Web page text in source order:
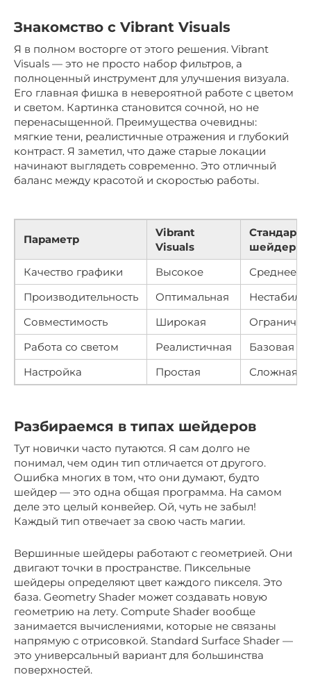
Знакомство с Vibrant Visuals
Я в полном восторге от этого решения. Vibrant
Visuals — это не просто набор фильтров, а
полноценный инструмент для улучшения визуала.
Его главная фишка в невероятной работе с цветом
и светом. Картинка становится сочной, но не
перенасыщенной. Преимущества очевидны:
мягкие тени, реалистичные отражения и глубокий
контраст. Я заметил, что даже старые локации
начинают выглядеть современно. Это отличный
баланс между красотой и скоростью работы.
Параметр
Vibrant
Visuals
шейдеры
Качество графики
Высокое
Среднее
Производительность
Оптимальная
Совместимость
Широкая
Работа со светом
Реалистичная
Базовая
Настройка
Простая Сложная
Разбираемся в типах шейдеров
Тут новички часто путаются. Я сам долго не
понимал, чем один тип отличается от другого.
Ошибка многих в том, что они думают, будто
шейдер — это одна общая программа. На самом
деле это целый конвейер. Ой, чуть не забыл!
Каждый тип отвечает за свою часть магии.
Вершинные шейдеры работают с геометрией. Они
двигают точки в пространстве. Пиксельные
шейдеры определяют цвет каждого пикселя. Это
база. Geometry Shader может создавать новую
геометрию на лету. Compute Shader вообще
занимается вычислениями, которые не связаны
напрямую с отрисовкой. Standard Surface Shader —
это универсальный вариант для большинства
поверхностей.